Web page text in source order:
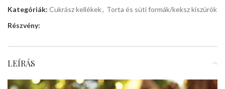
Kategóriák: Cukrász kellékek, Torta és süti formák/keksz kiszúrók
Részvény:
LEÍRÁS